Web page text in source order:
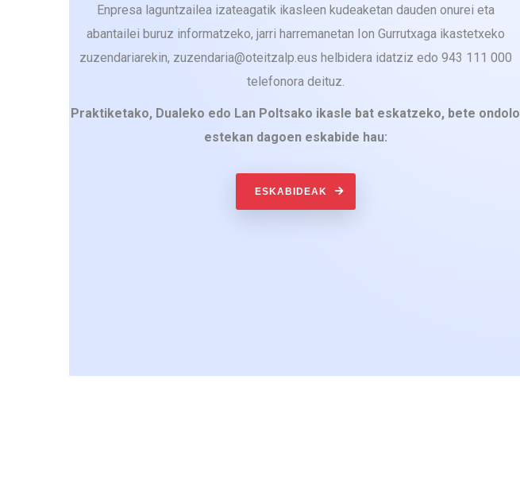
Enpresa laguntzailea izateagatik ikasleen kudeaketan dauden onurei eta
abantailei buruz informatzeko, jarri harremanetan Ion Gurrutxaga ikastetxeko
zuzendariarekin, zuzendaria@oteitzalp.eus helbidera idatziz edo 943 111 000
telefonora deituz.
Praktiketako, Dualeko edo Lan Poltsako ikasle bat eskatzeko, bete ondolo
estekan dagoen eskabide hau:
ESKABIDEAK